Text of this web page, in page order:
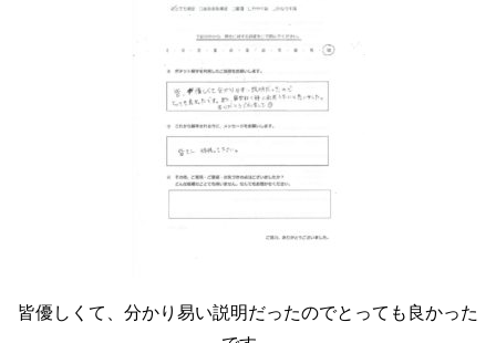
皆優しくて、分かり易い説明だったのでとっても良かった